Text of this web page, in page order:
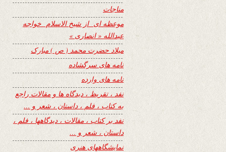
مناجات
موعظه ای از شیخ الاسلام خواجه
عبدالله « انصاری »
میلاد حضرت محمد ( ص ) مبارک
نامه های سرگشاده
نامه های وارده
نفد ، تقریظ ، دیدگاه ها و مقالات راجع
به کتاب ، فلم ، داستان ، شعر و …
نفد بر کتاب ، مقالات ، دیدگاهها ، فلم ،
داستان ، شعر و …
نمایشگاههای هنری